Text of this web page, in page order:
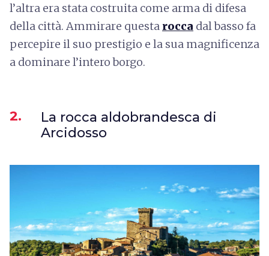
l’altra era stata costruita come arma di difesa
della città. Ammirare questa rocca dal basso fa
percepire il suo prestigio e la sua magnificenza
a dominare l’intero borgo.
2.
La rocca aldobrandesca di
Arcidosso